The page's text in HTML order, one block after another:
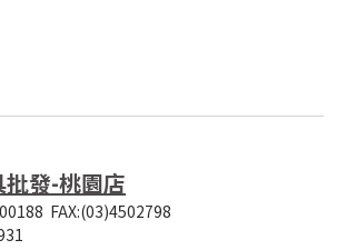
發-桃園店
FAX:(03)4502798